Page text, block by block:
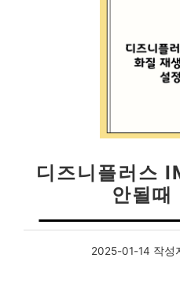
디즈니플러스
안될때
2025-01-14 작성